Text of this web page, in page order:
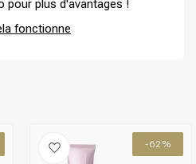
pour plus d'avantages !
fonctionne
-62%